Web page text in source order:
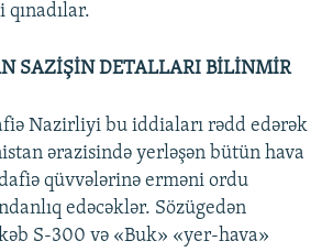
SAZİŞİN DETALLARI BİLİNMİR
Nazirliyi bu iddiaları rədd edərək
ərazisində yerləşən bütün hava
qüvvələrinə erməni ordu
edəcəklər. Sözügedən
S-300 və «Buk» «yer-hava»